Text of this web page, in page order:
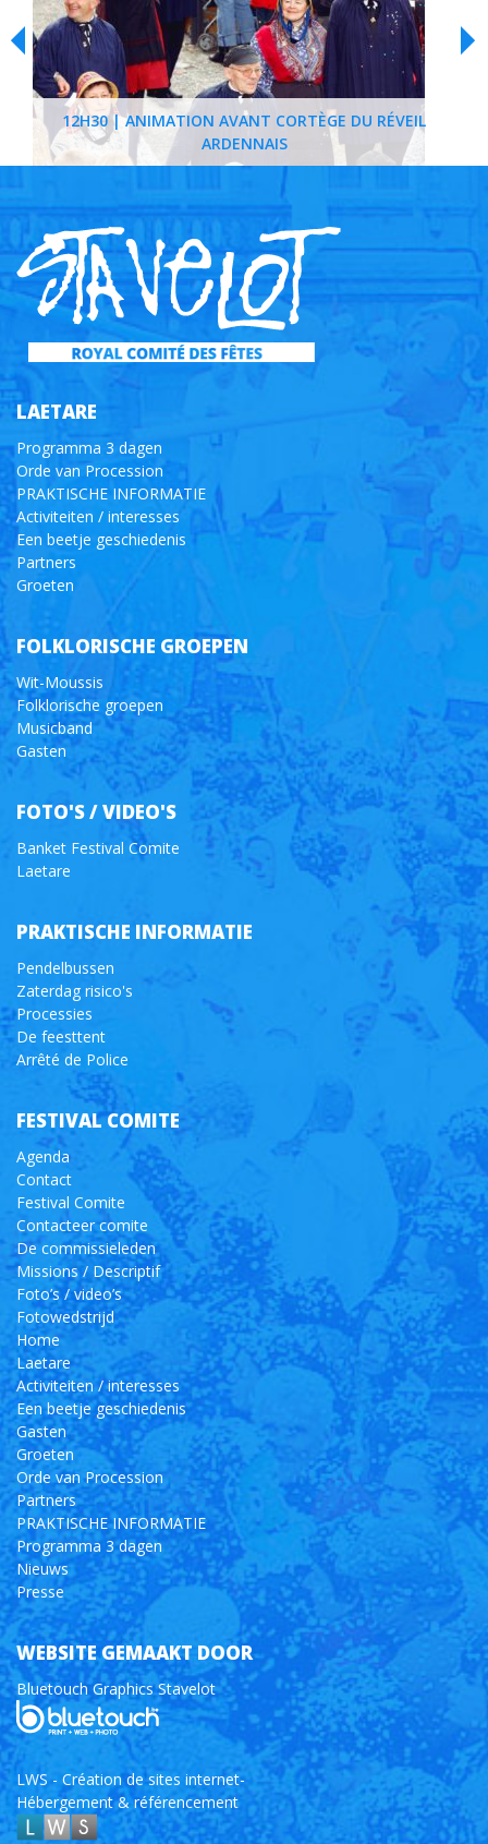
12H30 | ANIMATION AVANT CORTÈGE DU RÉVEIL
ARDENNAIS
LAETARE
Programma 3 dagen
Orde van Procession
PRAKTISCHE INFORMATIE
Activiteiten / interesses
Een beetje geschiedenis
Partners
Groeten
FOLKLORISCHE GROEPEN
Wit-Moussis
Folklorische groepen
Musicband
Gasten
FOTO'S / VIDEO'S
Banket Festival Comite
Laetare
PRAKTISCHE INFORMATIE
Pendelbussen
Zaterdag risico's
Processies
De feesttent
Arrêté de Police
FESTIVAL COMITE
Agenda
Contact
Festival Comite
Contacteer comite
De commissieleden
Missions / Descriptif
Foto’s / video’s
Fotowedstrijd
Home
Laetare
Activiteiten / interesses
Een beetje geschiedenis
Gasten
Groeten
Orde van Procession
Partners
PRAKTISCHE INFORMATIE
Programma 3 dagen
Nieuws
Presse
WEBSITE GEMAAKT DOOR
Bluetouch Graphics Stavelot
LWS - Création de sites internet-
Hébergement & référencement